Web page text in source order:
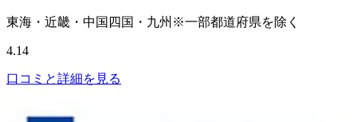
東海・近畿・中国四国・九州※一部都道府県を除く
4.14
口コミと詳細を見る